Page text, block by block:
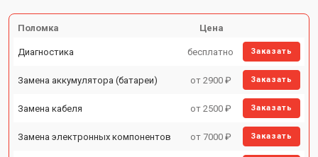
Поломка Цена
Диагностика бесплатно Заказать
Замена аккумулятора (батареи) от 2900 ₽ Заказать
Замена кабеля от 2500 ₽ Заказать
Замена электронных компонентов от 7000 ₽ Заказать